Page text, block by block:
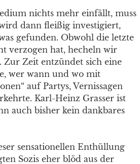
nichts mehr einfällt, muss
dann fleißig investigiert,
gefunden. Obwohl die letzte
verzogen hat, hecheln wir
Zur Zeit entzündet sich eine
wer wann und wo mit
auf Partys, Vernissagen
Karl-Heinz Grasser ist
auch bisher kein dankbares
sensationellen Enthüllung
Sozis eher blöd aus der